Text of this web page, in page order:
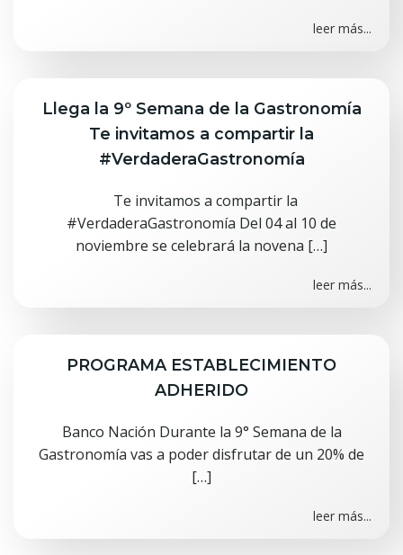
leer más...
Llega la 9º Semana de la Gastronomía
Te invitamos a compartir la
#VerdaderaGastronomía
Te invitamos a compartir la
#VerdaderaGastronomía Del 04 al 10 de
noviembre se celebrará la novena […]
leer más...
PROGRAMA ESTABLECIMIENTO
ADHERIDO
Banco Nación Durante la 9° Semana de la
Gastronomía vas a poder disfrutar de un 20% de
[…]
leer más...